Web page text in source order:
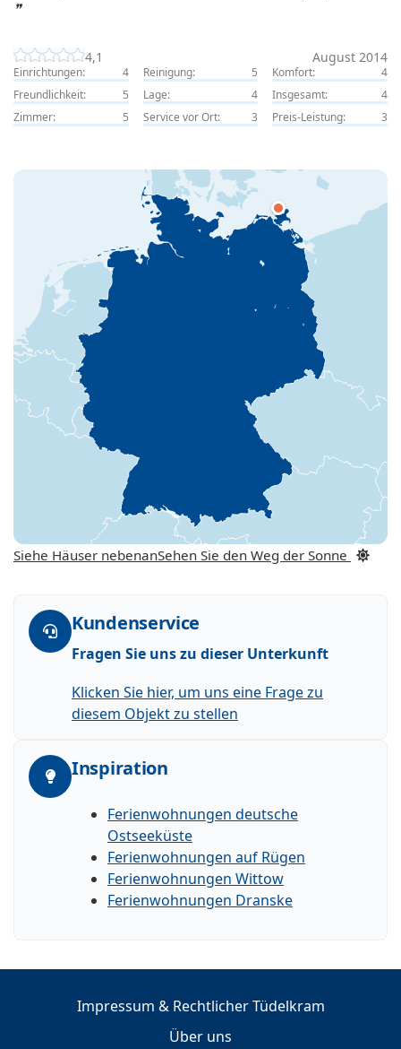
4,1 August 2014
Einrichtungen: 4 Reinigung: 5 Komfort:
4
Freundlichkeit:
5 Lage: 4 Insgesamt:
4
Zimmer:
5 Service vor Ort: 3 Preis-Leistung: 3
Siehe Häuser nebenanSehen Sie den Weg der Sonne
Kundenservice
Fragen Sie uns zu dieser Unterkunft
Klicken Sie hier, um uns eine Frage zu
diesem Objekt zu stellen
Inspiration
Ferienwohnungen deutsche
Ostseeküste
Ferienwohnungen auf Rügen
Ferienwohnungen Wittow
Ferienwohnungen Dranske
Impressum & Rechtlicher Tüdelkram
Über uns